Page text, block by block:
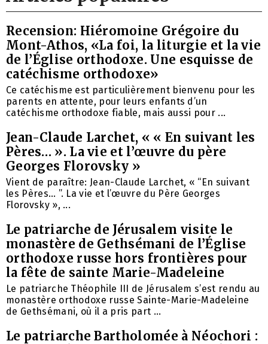
Recension: Hiéromoine Grégoire du
Mont-Athos, «La foi, la liturgie et la vie
de l’Église orthodoxe. Une esquisse de
catéchisme orthodoxe»
Ce catéchisme est particulièrement bienvenu pour les
parents en attente, pour leurs enfants d’un
catéchisme orthodoxe fiable, mais aussi pour ...
Jean-Claude Larchet, « « En suivant les
Pères… ». La vie et l’œuvre du père
Georges Florovsky »
Vient de paraître: Jean-Claude Larchet, « “En suivant
les Pères… ”. La vie et l’œuvre du Père Georges
Florovsky », ...
Le patriarche de Jérusalem visite le
monastère de Gethsémani de l’Église
orthodoxe russe hors frontières pour
la fête de sainte Marie-Madeleine
Le patriarche Théophile III de Jérusalem s’est rendu au
monastère orthodoxe russe Sainte-Marie-Madeleine
de Gethsémani, où il a pris part ...
Le patriarche Bartholomée à Néochori :